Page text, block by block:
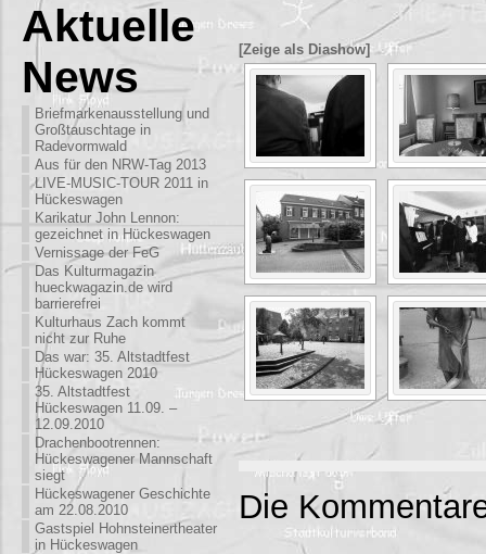
Aktuelle
News
Briefmarkenausstellung und
Großtauschtage in
Radevormwald
Aus für den NRW-Tag 2013
LIVE-MUSIC-TOUR 2011 in
Hückeswagen
Karikatur John Lennon:
gezeichnet in Hückeswagen
Vernissage der FeG
Das Kulturmagazin
hueckwagazin.de wird
barrierefrei
Kulturhaus Zach kommt
nicht zur Ruhe
Das war: 35. Altstadtfest
Hückeswagen 2010
35. Altstadtfest
Hückeswagen 11.09. –
12.09.2010
Drachenbootrennen:
Hückeswagener Mannschaft
siegt
Hückeswagener Geschichte
am 22.08.2010
Gastspiel Hohnsteinertheater
in Hückeswagen
[Zeige als Diashow]
Die